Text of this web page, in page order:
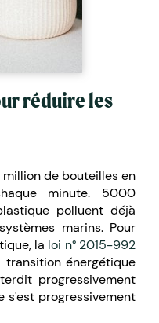
réduire les
de bouteilles en
minute. 5000
polluent déjà
marins. Pour
la loi n° 2015-992
transition énergétique
progressivement
s'est progressivement